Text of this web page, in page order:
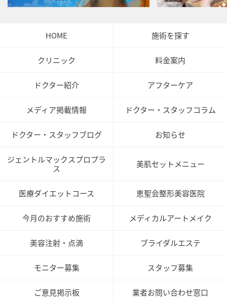
HOME 施術を探す
クリニック 料金案内
ドクター紹介 アフターケア
メディア掲載情報 ドクター・スタッフコラム
ドクター・スタッフブログ お知らせ
ジェントルマックスプロプラ
ス
美肌セットメニュー
医療ダイエットコース 恵聖会整形美容医院
今月のおすすめ施術 メディカルアートメイク
美容注射・点滴 ブライダルエステ
モニター募集 スタッフ募集
ご意見掲示板 業者お問い合わせ窓口